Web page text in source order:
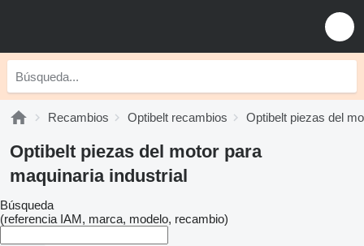
Recambios Optibelt recambios Optibelt piezas del
Optibelt piezas del motor para
maquinaria industrial
Búsqueda
(referencia IAM, marca, modelo, recambio)